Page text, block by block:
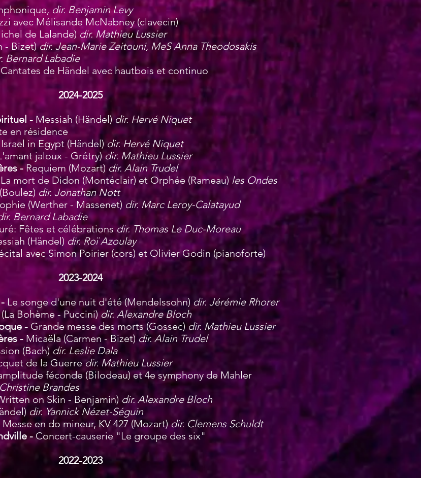
dir. Benjamin Levy
avec Mélisande McNabney (clavecin)
de Lalande) dir. Mathieu Lussier
- Bizet)dir. Jean-Marie Zeitouni, MeS Anna Theodosakis
Bernard Labadie
Cantates de Händel avec hautbois et continuo
2024-2025
- Messiah (Händel)dir. Hervé Niquet
en résidence
Israel in Egypt (Händel) dir. Hervé Niquet
jaloux - Grétry) dir. Mathieu Lussier
-Requiem (Mozart) dir. Alain Trudel
La mort de Didon (Montéclair) et Orphée (Rameau) les Ondes
dir. Jonathan Nott
(Werther - Massenet) dir. Marc Leroy-Calatayud
Bernard Labadie
Fêtes et célébrations dir. Thomas Le Duc-Moreau
(Händel) dir. Roï Azoulay
avec Simon Poirier (cors) et Olivier Godin (pianoforte)
2023-2024
Le songe d'une nuit d'été (Mendelssohn) dir. Jérémie Rhorer
Bohème - Puccini)dir. Alexandre Bloch
- Grande messe des morts (Gossec) dir. Mathieu Lussier
- Micaëla (Carmen - Bizet) dir. Alain Trudel
(Bach) dir. Leslie Dala
de la Guerre dir. Mathieu Lussier
féconde (Bilodeau) et 4e symphony de Mahler
Brandes
on Skin - Benjamin) dir. Alexandre Bloch
dir. Yannick Nézet-Séguin
Messe en do mineur, KV 427 (Mozart)dir. Clemens Schuldt
-Concert-causerie "Le groupe des six"
2022-2023